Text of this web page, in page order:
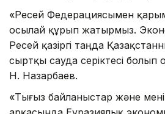
«Ресей Федерациясымен
осылай құрып жатырмыз.
Ресей қазіргі таңда
сыртқы сауда серіктесі болып
Н. Назарбаев.
«Тығыз байланыстар және